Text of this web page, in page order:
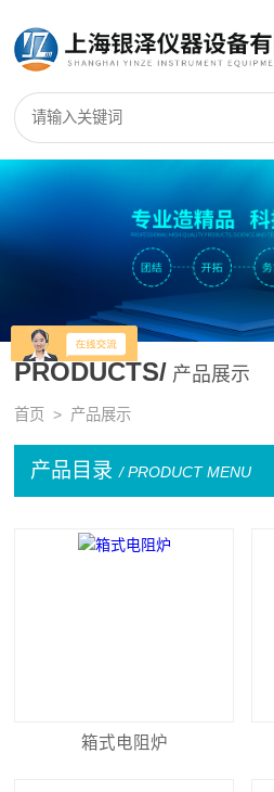
PRODUCTS/ 产品展示
首页 > 产品展示
产品目录 / PRODUCT MENU
箱式电阻炉